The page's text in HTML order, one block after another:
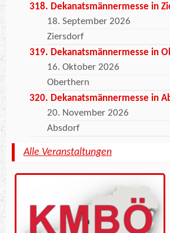
318. Dekanatsmännermesse in
18. September 2026
Ziersdorf
319. Dekanatsmännermesse in
16. Oktober 2026
Oberthern
320. Dekanatsmännermesse in
20. November 2026
Absdorf
Alle Veranstaltungen